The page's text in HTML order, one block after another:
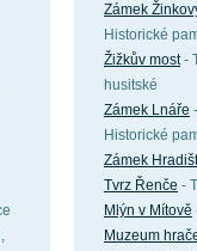
Zámek
Historické
Žižkův most-
husitské
Zámek Lnáře
Historické
Zámek
Tvrz Řenče -
Mlýn v Mítově
Muzeum